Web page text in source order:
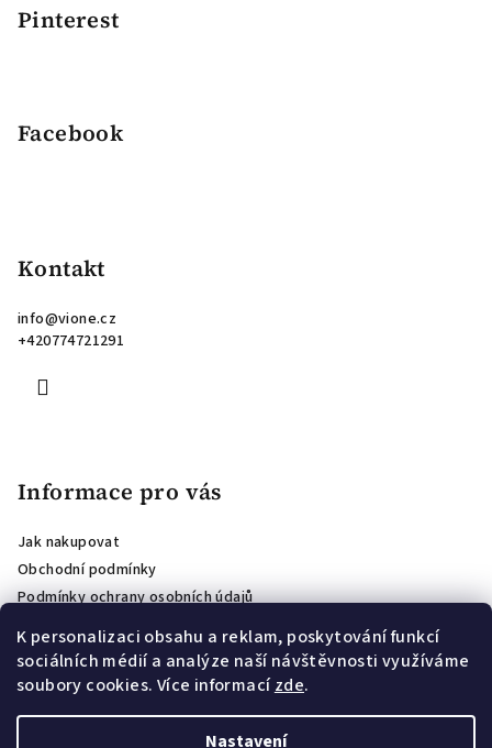
K personalizaci obsahu a reklam, poskytování funkcí
sociálních médií a analýze naší návštěvnosti využíváme
soubory cookies. Více informacízde.
Nastavení
Pinterest
Facebook
Kontakt
info@vione.cz
+420774721291
Informace pro vás
Jak nakupovat
Obchodní podmínky
Podmínky ochrany osobních údajů
Hodnocení obchodu
Affiliate program
Podmínky soutěže o voucher pro odběratele newsletteru